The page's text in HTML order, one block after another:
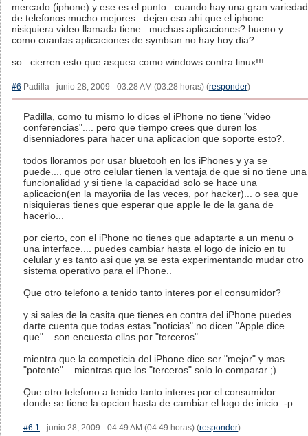
mercado (iphone) y ese es el punto...cuando hay una gran variedad
de telefonos mucho mejores...dejen eso ahi que el iphone
nisiquiera video llamada tiene...muchas aplicaciones? bueno y
como cuantas aplicaciones de symbian no hay hoy dia?
so...cierren esto que asquea como windows contra linux!!!
#6 Padilla - junio 28, 2009 - 03:28 AM (03:28 horas) (responder)
Padilla, como tu mismo lo dices el iPhone no tiene "video
conferencias".... pero que tiempo crees que duren los
disenniadores para hacer una aplicacion que soporte esto?.
todos lloramos por usar bluetooh en los iPhones y ya se
puede.... que otro celular tienen la ventaja de que si no tiene una
funcionalidad y si tiene la capacidad solo se hace una
aplicacion(en la mayoriia de las veces, por hacker)... o sea que
nisiquieras tienes que esperar que apple le de la gana de
hacerlo...
por cierto, con el iPhone no tienes que adaptarte a un menu o
una interface.... puedes cambiar hasta el logo de inicio en tu
celular y es tanto asi que ya se esta experimentando mudar otro
sistema operativo para el iPhone..
Que otro telefono a tenido tanto interes por el consumidor?
y si sales de la casita que tienes en contra del iPhone puedes
darte cuenta que todas estas "noticias" no dicen "Apple dice
que"....son encuesta ellas por "terceros".
mientra que la competicia del iPhone dice ser "mejor" y mas
"potente"... mientras que los "terceros" solo lo comparar ;)...
Que otro telefono a tenido tanto interes por el consumidor...
donde se tiene la opcion hasta de cambiar el logo de inicio :-p
#6.1 - junio 28, 2009 - 04:49 AM (04:49 horas) (responder)